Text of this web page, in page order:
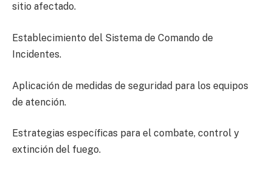
sitio afectado.
Establecimiento del Sistema de Comando de
Incidentes.
Aplicación de medidas de seguridad para los equipos
de atención.
Estrategias específicas para el combate, control y
extinción del fuego.